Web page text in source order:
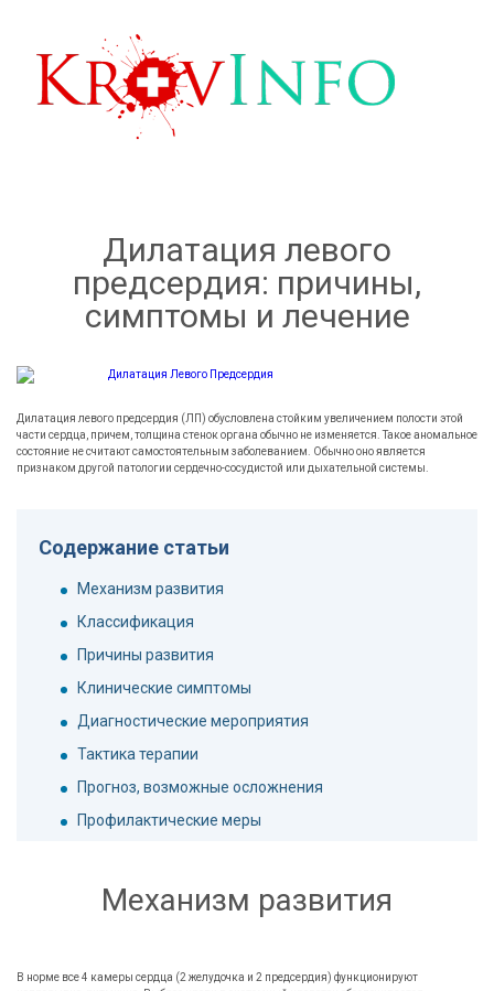
Дилатация левого
предсердия: причины,
симптомы и лечение
Дилатация левого предсердия (ЛП) обусловлена стойким увеличением полости этой
части сердца, причем, толщина стенок органа обычно не изменяется. Такое аномальное
состояние не считают самостоятельным заболеванием. Обычно оно является
признаком другой патологии сердечно-сосудистой или дыхательной системы.
Содержание статьи
Механизм развития
Классификация
Причины развития
Клинические симптомы
Диагностические мероприятия
Тактика терапии
Прогноз, возможные осложнения
Профилактические меры
Механизм развития
В норме все 4 камеры сердца (2 желудочка и 2 предсердия) функционируют